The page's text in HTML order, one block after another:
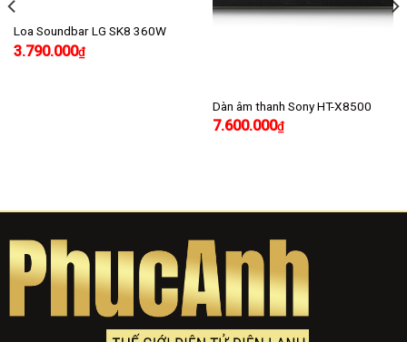
Loa Soundbar LG SK8 360W
3.790.000₫
Dàn âm thanh Sony HT-X8500
7.600.000₫